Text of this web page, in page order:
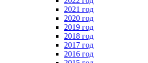
2021 год
2020 год
2019 год
2018 год
2017 год
2016 год